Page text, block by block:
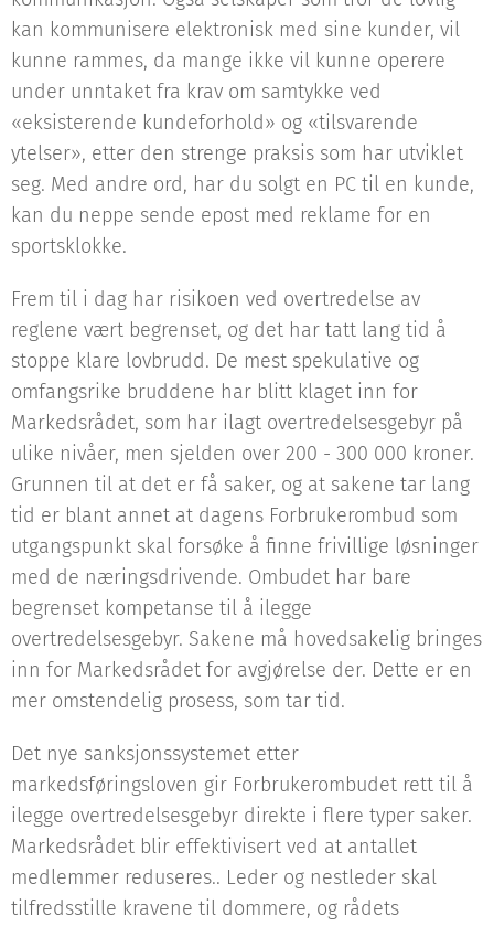
kan kommunisere elektronisk med sine kunder, vil
kunne rammes, da mange ikke vil kunne operere
under unntaket fra krav om samtykke ved
«eksisterende kundeforhold» og «tilsvarende
ytelser», etter den strenge praksis som har utviklet
seg. Med andre ord, har du solgt en PC til en kunde,
kan du neppe sende epost med reklame for en
sportsklokke.
Frem til i dag har risikoen ved overtredelse av
reglene vært begrenset, og det har tatt lang tid å
stoppe klare lovbrudd. De mest spekulative og
omfangsrike bruddene har blitt klaget inn for
Markedsrådet, som har ilagt overtredelsesgebyr på
ulike nivåer, men sjelden over 200 - 300 000 kroner.
Grunnen til at det er få saker, og at sakene tar lang
tid er blant annet at dagens Forbrukerombud som
utgangspunkt skal forsøke å finne frivillige løsninger
med de næringsdrivende. Ombudet har bare
begrenset kompetanse til å ilegge
overtredelsesgebyr. Sakene må hovedsakelig bringes
inn for Markedsrådet for avgjørelse der. Dette er en
mer omstendelig prosess, som tar tid.
Det nye sanksjonssystemet etter
markedsføringsloven gir Forbrukerombudet rett til å
ilegge overtredelsesgebyr direkte i flere typer saker.
Markedsrådet blir effektivisert ved at antallet
medlemmer reduseres.. Leder og nestleder skal
tilfredsstille kravene til dommere, og rådets